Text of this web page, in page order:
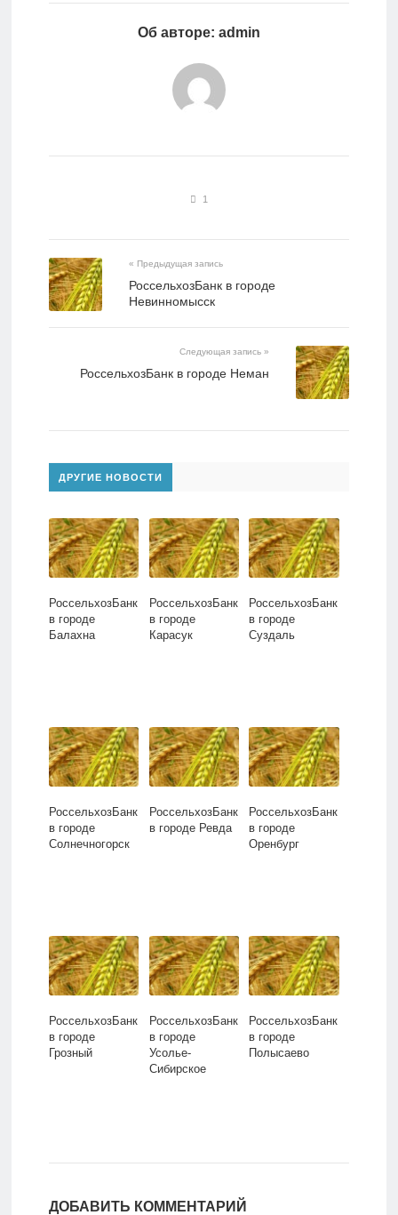
Об авторе: admin
1
« Предыдущая запись
РоссельхозБанк в городе
Невинномысск
Следующая запись »
РоссельхозБанк в городе Неман
ДРУГИЕ НОВОСТИ
РоссельхозБанк
в городе
Балахна
РоссельхозБанк
в городе
Карасук
РоссельхозБанк
в городе
Суздаль
РоссельхозБанк
в городе
Солнечногорск
РоссельхозБанк
в городе Ревда
РоссельхозБанк
в городе
Оренбург
РоссельхозБанк
в городе
Грозный
РоссельхозБанк
в городе
Усолье-
Сибирское
РоссельхозБанк
в городе
Полысаево
ДОБАВИТЬ КОММЕНТАРИЙ